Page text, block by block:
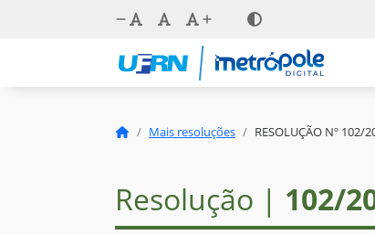
Mais resoluções RESOLUÇÃO Nº 102/
Resolução | 102/